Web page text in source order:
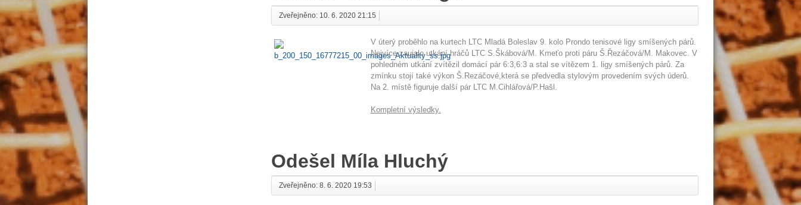
Zveřejněno: 10. 6. 2020 21:15
V úterý proběhlo na kurtech LTC Mladá Boleslav 9. kolo Prondo tenisové ligy smíšených párů.
Nejvíce zaujalo utkání hráčů LTC S.Škábová/M. Kmeťo proti páru Š.Řezáčová/M. Makovec. V
pohledném utkání zvítězil domácí pár 6:3,6:3 a stal se vítězem 1. ligy smíšených párů. Za
zmínku stojí také výkon Š.Rezáčové,která se předvedla stylovým provedením svých úderů.
Na 2. místě figuruje další pár LTC M.Cihlářová/P.Hašl.
Kompletní výsledky.
Odešel Míla Hluchý
Zveřejněno: 8. 6. 2020 19:53